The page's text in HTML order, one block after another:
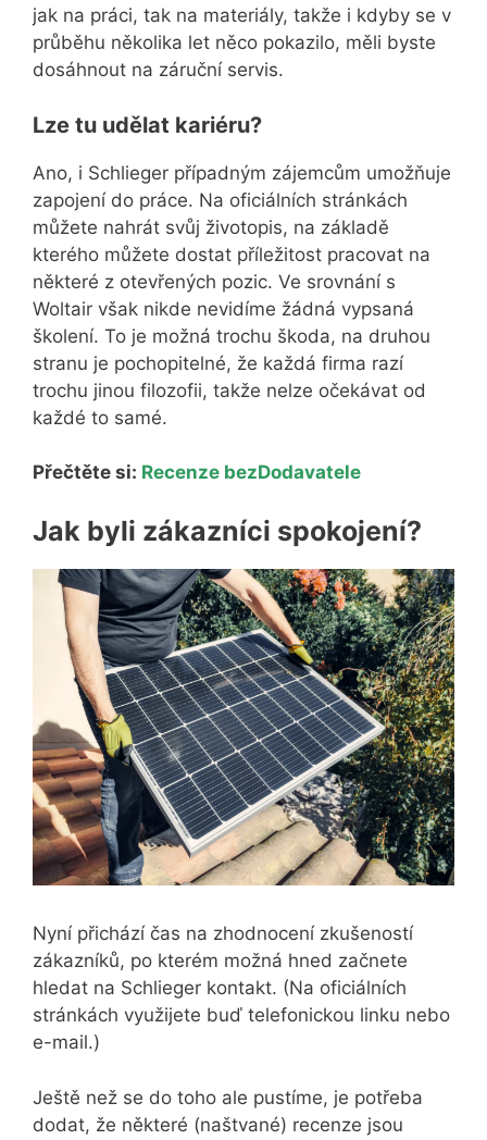
jak na práci, tak na materiály, takže i kdyby se v
průběhu několika let něco pokazilo, měli byste
dosáhnout na záruční servis.
Lze tu udělat kariéru?
Ano, i Schlieger případným zájemcům umožňuje
zapojení do práce. Na oficiálních stránkách
můžete nahrát svůj životopis, na základě
kterého můžete dostat příležitost pracovat na
některé z otevřených pozic. Ve srovnání s
Woltair však nikde nevidíme žádná vypsaná
školení. To je možná trochu škoda, na druhou
stranu je pochopitelné, že každá firma razí
trochu jinou filozofii, takže nelze očekávat od
každé to samé.
Přečtěte si: Recenze bezDodavatele
Jak byli zákazníci spokojení?
Nyní přichází čas na zhodnocení zkušeností
zákazníků, po kterém možná hned začnete
hledat na Schlieger kontakt. (Na oficiálních
stránkách využijete buď telefonickou linku nebo
e-mail.)
Ještě než se do toho ale pustíme, je potřeba
dodat, že některé (naštvané) recenze jsou